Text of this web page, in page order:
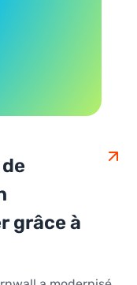
grâce à